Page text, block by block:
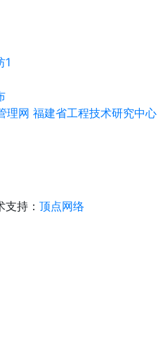
1
理网 福建省工程技术研究中心
支持： 顶点网络